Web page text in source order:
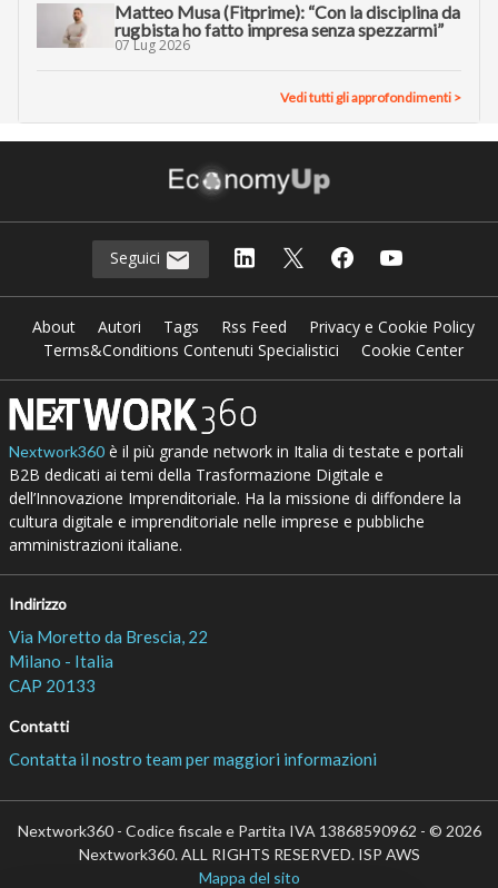
Matteo Musa (Fitprime): “Con la disciplina da
rugbista ho fatto impresa senza spezzarmi”
07 Lug 2026
Vedi tutti gli approfondimenti >
Seguici
About Autori Tags Rss Feed
Privacy e Cookie Policy
Terms&Conditions Contenuti Specialistici
Cookie Center
Nextwork360è il più grande network in Italia di testate e portali
B2B dedicati ai temi della Trasformazione Digitale e
dell’Innovazione Imprenditoriale. Ha la missione di diffondere la
cultura digitale e imprenditoriale nelle imprese e pubbliche
amministrazioni italiane.
Indirizzo
Via Moretto da Brescia, 22
Milano - Italia
CAP 20133
Contatti
Contatta il nostro team per maggiori informazioni
Nextwork360 - Codice fiscale e Partita IVA 13868590962 - © 2026
Nextwork360. ALL RIGHTS RESERVED. ISP AWS
Mappa del sito